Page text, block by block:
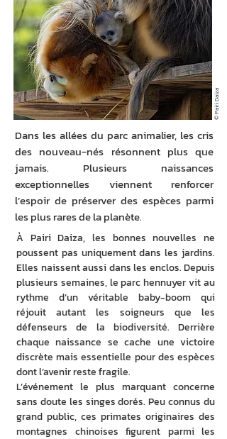
© Pairi Daiza
À Pairi Daiza, les bonnes nouvelles ne
poussent pas uniquement dans les jardins.
Elles naissent aussi dans les enclos. Depuis
plusieurs semaines, le parc hennuyer vit au
rythme d’un véritable baby-boom qui
réjouit autant les soigneurs que les
défenseurs de la biodiversité. Derrière
chaque naissance se cache une victoire
discrète mais essentielle pour des espèces
dont l’avenir reste fragile.
L’événement le plus marquant concerne
sans doute les singes dorés. Peu connus du
grand public, ces primates originaires des
montagnes chinoises figurent parmi les
Dans les allées du parc animalier, les cris
des nouveau-nés résonnent plus que
jamais. Plusieurs naissances
exceptionnelles viennent renforcer
l’espoir de préserver des espèces parmi
les plus rares de la planète.